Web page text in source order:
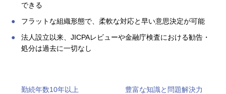
できる
フラットな組織形態で、柔軟な対応と早い意思決定が可能
法人設立以来、JICPAレビューや金融庁検査における勧告・
処分は過去に一切なし
勤続年数10年以上 豊富な知識と問題解決力